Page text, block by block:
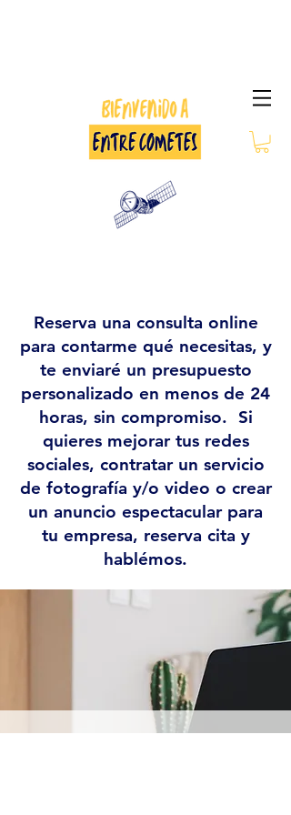
Reserva una consulta online
para contarme qué necesitas, y
te enviaré un presupuesto
personalizado en menos de 24
horas, sin compromiso. Si
quieres mejorar tus redes
sociales, contratar un servicio
de fotografía y/o video o crear
un anuncio espectacular para
tu empresa, reserva cita y
hablémos.